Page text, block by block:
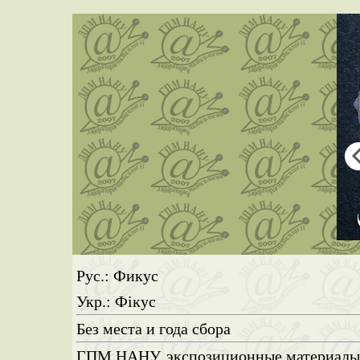
Рус.: Фикус
Укр.: Фікус
Без места и года сбора
ГПМ НАНУ, экспозиционные материалы